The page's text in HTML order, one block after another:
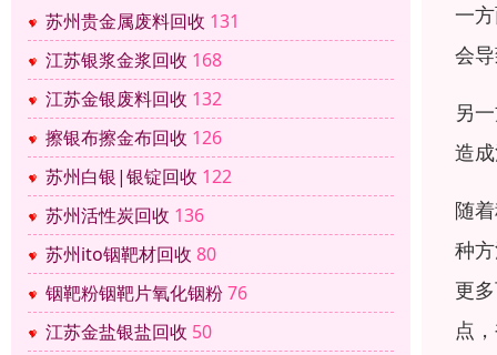
苏州贵金属废料回收 131
江苏银浆金浆回收 168
江苏金银废料回收 132
擦银布擦金布回收 126
苏州白银|银锭回收 122
苏州活性炭回收 136
苏州ito铟靶材回收 80
铟靶粉铟靶片氧化铟粉76
江苏金盐银盐回收 50
一
会
另
造
随
种
更
点